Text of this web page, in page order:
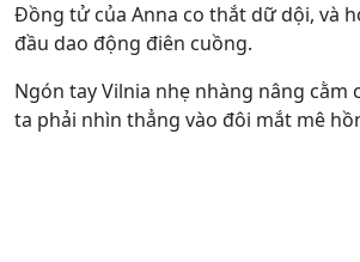
Đồng tử của Anna co thắt dữ dội, và
đầu dao động điên cuồng.
Ngón tay Vilnia nhẹ nhàng nâng cằm
ta phải nhìn thẳng vào đôi mắt mê